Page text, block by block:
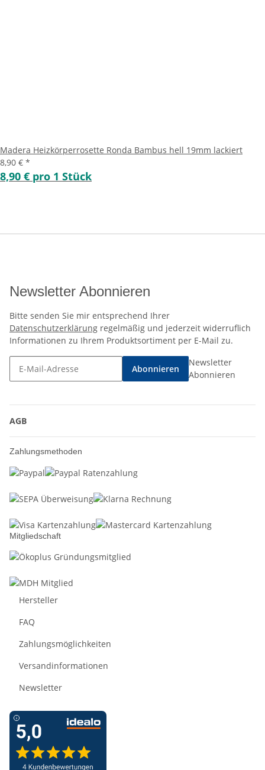
Madera Heizkörperrosette Ronda Bambus hell 19mm lackiert
8,90 € *
8,90 € pro 1 Stück
Newsletter Abonnieren
Bitte senden Sie mir entsprechend Ihrer
Datenschutzerklärung regelmäßig und jederzeit widerruflich
Informationen zu Ihrem Produktsortiment per E-Mail zu.
Abonnieren
Newsletter
Abonnieren
AGB
Zahlungsmethoden
Mitgliedschaft
Hersteller
FAQ
Zahlungsmöglichkeiten
Versandinformationen
Newsletter